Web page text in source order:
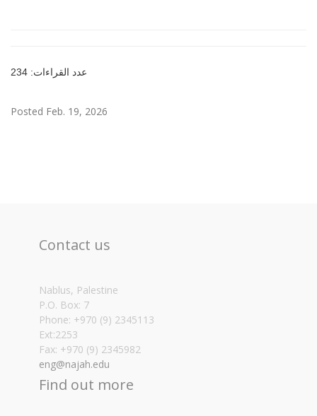
عدد القراءات: 234
Posted Feb. 19, 2026
Contact us
Nablus, Palestine
P.O. Box: 7
Phone: +970 (9) 2345113
Ext:2253
Fax: +970 (9) 2345982
eng@najah.edu
Find out more